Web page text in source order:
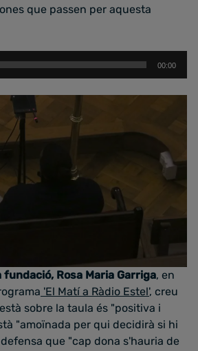
que passen per aquesta
00:00
Rosa Maria Garriga, en
'El Matí a Ràdio Estel', creu
sobre la taula és "positiva i
"amoïnada per qui decidirà si hi
que "cap dona s'hauria de